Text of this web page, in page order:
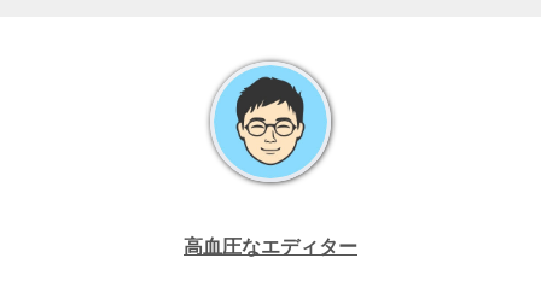
高血圧なエディター